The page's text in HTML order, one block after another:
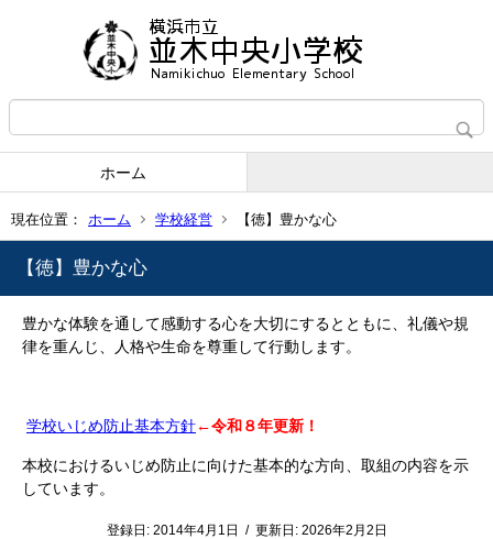
ホーム
現在位置： ホーム 学校経営 【徳】豊かな心
【徳】豊かな心
豊かな体験を通して感動する心を大切にするとともに、礼儀や規
律を重んじ、人格や生命を尊重して行動します。
学校いじめ防止基本方針←令和８年更新！
本校におけるいじめ防止に向けた基本的な方向、取組の内容を示
しています。
登録日: 2014年4月1日 / 更新日: 2026年2月2日